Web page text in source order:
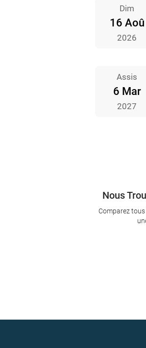
Dim
16 Aoû
2026
Assis
6 Mar
2027
Nous
Comparez